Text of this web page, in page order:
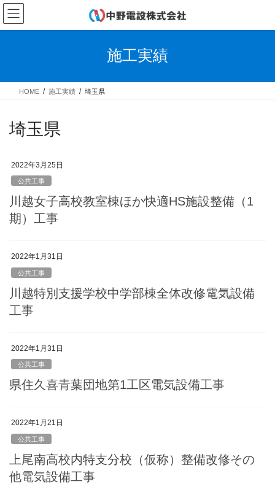
コ
ン
テ
ス
ナ
ビ
ゲ
ン
施工実績
HOME 施工実績 埼玉県
埼玉県
2022年3月25日
公共工事
川越女子高校教室棟ほか快適HS施設整備（1
期）工事
2022年1月31日
公共工事
川越特別支援学校中学部棟全体改修電気設備
工事
2022年1月31日
公共工事
県住久喜青葉団地第1工区電気設備工事
2022年1月21日
公共工事
上尾南高校内特支分校（仮称）整備改修その
他電気設備工事